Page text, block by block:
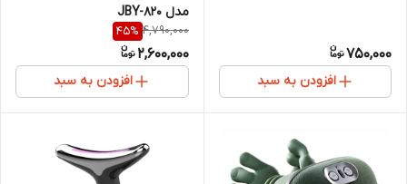
750,000
افزودن به سبد
مدل JBY-820
4,790,000
45%
2,600,000
افزودن به سبد